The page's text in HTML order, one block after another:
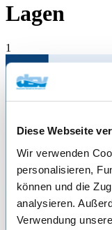
Diese Webseite
Wir verwenden
personalisieren,
können und die
analysieren.
Verwendung
Lagen
1